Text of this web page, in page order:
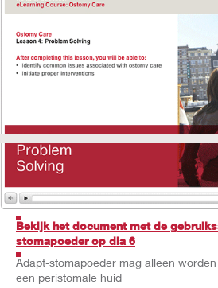
Bekijk het document met de
stomapoeder op dia 6
Adapt-stomapoeder mag alleen
een peristomale huid